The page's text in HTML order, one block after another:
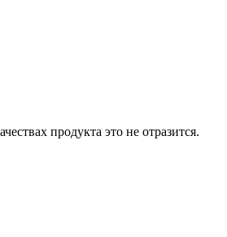
продукта это не отразится.